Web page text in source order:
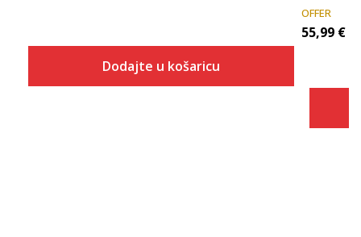
Dodajte u košaricu
OFFER
55,99 €